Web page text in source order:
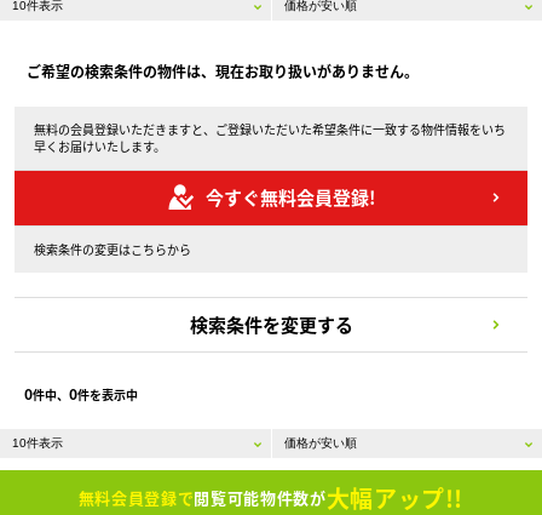
ご希望の検索条件の物件は、現在お取り扱いがありません。
無料の会員登録いただきますと、ご登録いただいた希望条件に一致する物件情報をいち
早くお届けいたします。
今すぐ無料会員登録!
検索条件の変更はこちらから
検索条件を変更する
0件中、 0件を表示中
無料会員登録で閲覧可能物件数が大幅アップ!!